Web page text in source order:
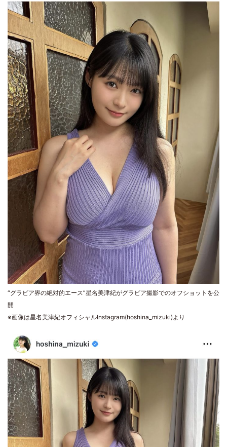
“グラビア界の絶対的エース”星名美津紀がグラビア撮影でのオフショットを公
開
※画像は星名美津紀オフィシャルInstagram(hoshina_mizuki)より